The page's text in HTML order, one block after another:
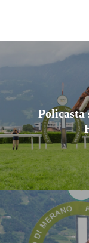
Policasta